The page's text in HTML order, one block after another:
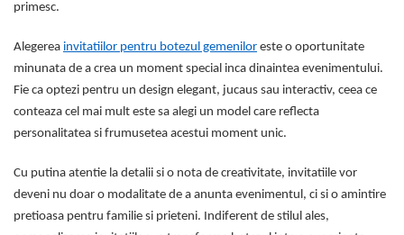
primesc.
Alegerea invitatiilor pentru botezul gemenilor este o oportunitate
minunata de a crea un moment special inca dinaintea evenimentului.
Fie ca optezi pentru un design elegant, jucaus sau interactiv, ceea ce
conteaza cel mai mult este sa alegi un model care reflecta
personalitatea si frumusetea acestui moment unic.
Cu putina atentie la detalii si o nota de creativitate, invitatiile vor
deveni nu doar o modalitate de a anunta evenimentul, ci si o amintire
pretioasa pentru familie si prieteni. Indiferent de stilul ales,